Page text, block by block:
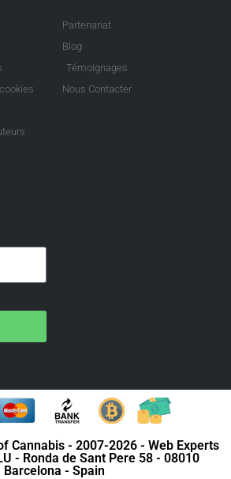
Partenariat
Blog
Témoignages
Nous Contacter
Cannabis - 2007-2026 - Web Experts
- Ronda de Sant Pere 58 - 08010
Barcelona - Spain